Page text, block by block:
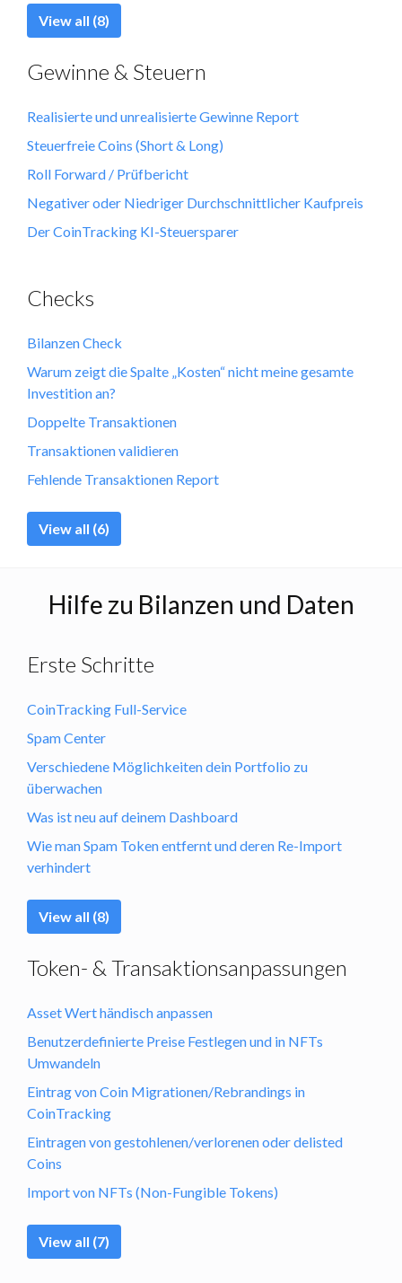
View all (8)
Gewinne & Steuern
Realisierte und unrealisierte Gewinne Report
Steuerfreie Coins (Short & Long)
Roll Forward / Prüfbericht
Negativer oder Niedriger Durchschnittlicher Kaufpreis
Der CoinTracking KI-Steuersparer
Checks
Bilanzen Check
Warum zeigt die Spalte „Kosten“ nicht meine gesamte
Investition an?
Doppelte Transaktionen
Transaktionen validieren
Fehlende Transaktionen Report
View all (6)
Hilfe zu Bilanzen und Daten
Erste Schritte
CoinTracking Full-Service
Spam Center
Verschiedene Möglichkeiten dein Portfolio zu
überwachen
Was ist neu auf deinem Dashboard
Wie man Spam Token entfernt und deren Re-Import
verhindert
View all (8)
Token- & Transaktionsanpassungen
Asset Wert händisch anpassen
Benutzerdefinierte Preise Festlegen und in NFTs
Umwandeln
Eintrag von Coin Migrationen/Rebrandings in
CoinTracking
Eintragen von gestohlenen/verlorenen oder delisted
Coins
Import von NFTs (Non-Fungible Tokens)
View all (7)